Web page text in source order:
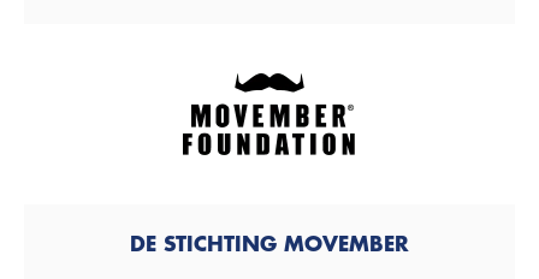
DE STICHTING MOVEMBER